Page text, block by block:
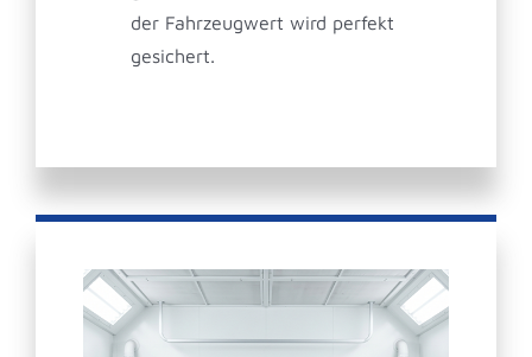
der Fahrzeugwert wird perfekt
gesichert.